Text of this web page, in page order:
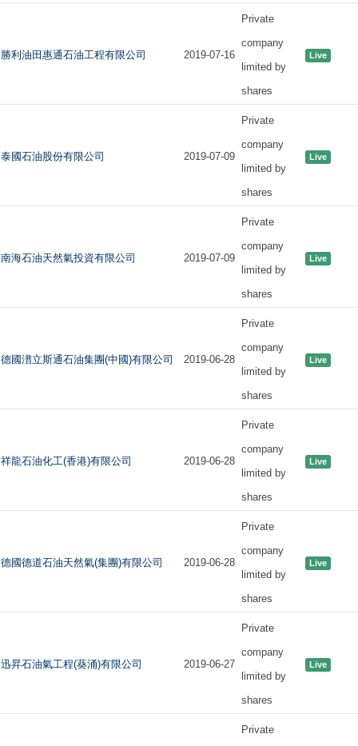
勝利油田惠通石油工程有限公司 2019-07-16
Private
company
limited by
shares
Live
泰國石油股份有限公司 2019-07-09
Private
company
limited by
shares
Live
南海石油天然氣投資有限公司 2019-07-09
Private
company
limited by
shares
Live
德國潽立斯通石油集團(中國)有限公司 2019-06-28
Private
company
limited by
shares
Live
祥龍石油化工(香港)有限公司 2019-06-28
Private
company
limited by
shares
Live
德國德道石油天然氣(集團)有限公司 2019-06-28
Private
company
limited by
shares
Live
迅昇石油氣工程(葵涌)有限公司 2019-06-27
Private
company
limited by
shares
Live
Private